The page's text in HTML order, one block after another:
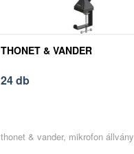
THONET & VANDER
24 db
thonet & vander, mikrofon állvány